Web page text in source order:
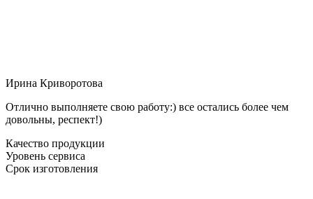
Ирина Криворотова
Отлично выполняете свою работу:) все остались более чем
довольны, респект!)
Качество продукции
Уровень сервиса
Срок изготовления